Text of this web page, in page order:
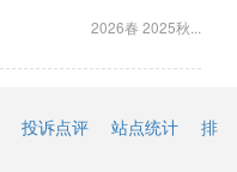
2026春 2025秋...
投诉点评 站点统计
排